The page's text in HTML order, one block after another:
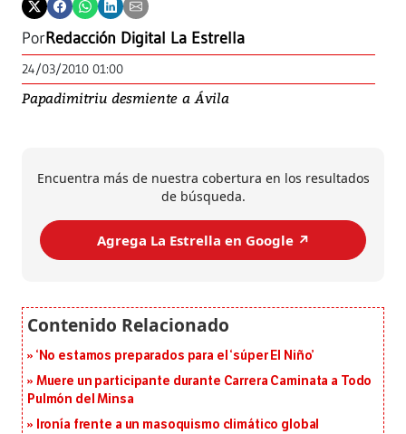
PorRedacción Digital La Estrella
24/03/2010 01:00
Papadimitriu desmiente a Ávila
Encuentra más de nuestra cobertura en los resultados
de búsqueda.
Agrega La Estrella en Google ↗️
‘No estamos preparados para el ‘súper El Niño’
Muere un participante durante Carrera Caminata a Todo
Pulmón del Minsa
Ironía frente a un masoquismo climático global